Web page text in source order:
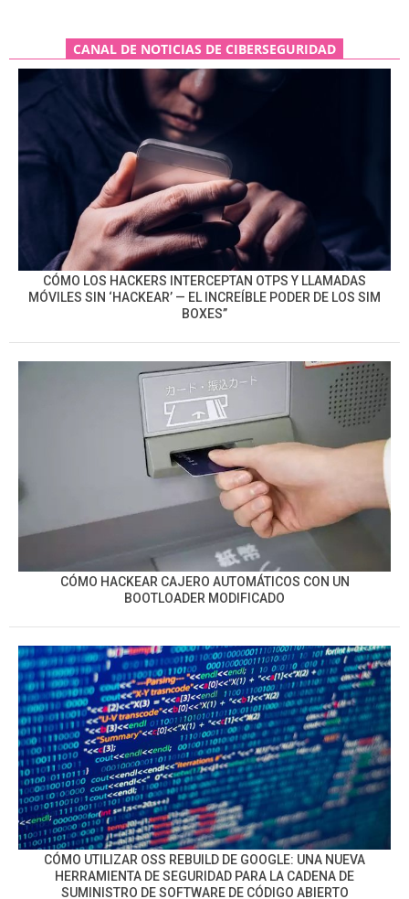
CANAL DE NOTICIAS DE CIBERSEGURIDAD
CÓMO LOS HACKERS INTERCEPTAN OTPS Y LLAMADAS
MÓVILES SIN ‘HACKEAR’ — EL INCREÍBLE PODER DE LOS SIM
BOXES”
CÓMO HACKEAR CAJERO AUTOMÁTICOS CON UN
BOOTLOADER MODIFICADO
CÓMO UTILIZAR OSS REBUILD DE GOOGLE: UNA NUEVA
HERRAMIENTA DE SEGURIDAD PARA LA CADENA DE
SUMINISTRO DE SOFTWARE DE CÓDIGO ABIERTO